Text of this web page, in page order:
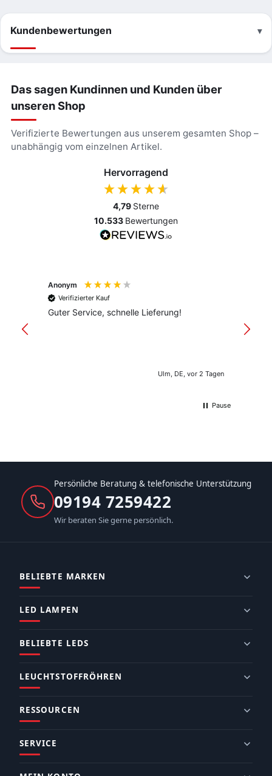
Kundenbewertungen
Das sagen Kundinnen und Kunden über
unseren Shop
Verifizierte Bewertungen aus unserem gesamten Shop –
unabhängig vom einzelnen Artikel.
Hervorragend
4,79 Sterne
10.533 Bewertungen
Anonym
Verifizierter Kauf
Guter Service, schnelle Lieferung!
Ulm, DE, vor 2 Tagen
Pause
Persönliche Beratung & telefonische Unterstützung
09194 7259422
Wir beraten Sie gerne persönlich.
BELIEBTE MARKEN
LED LAMPEN
BELIEBTE LEDS
LEUCHTSTOFFRÖHREN
RESSOURCEN
SERVICE